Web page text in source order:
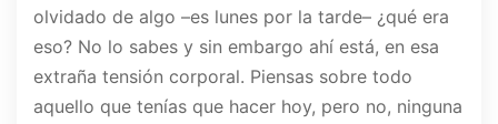
olvidado de algo –es lunes por la tarde– ¿qué era
eso? No lo sabes y sin embargo ahí está, en esa
extraña tensión corporal. Piensas sobre todo
aquello que tenías que hacer hoy, pero no, ninguna